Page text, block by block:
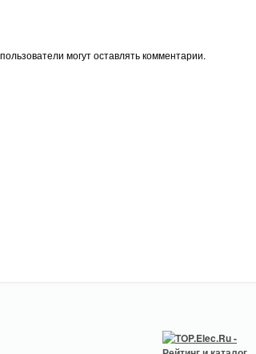
могут оставлять комментарии.